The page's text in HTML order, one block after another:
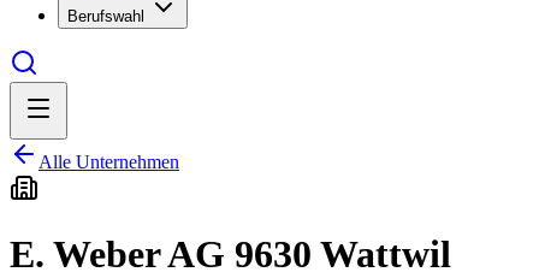
Berufswahl
Alle Unternehmen
E. Weber AG 9630 Wattwil